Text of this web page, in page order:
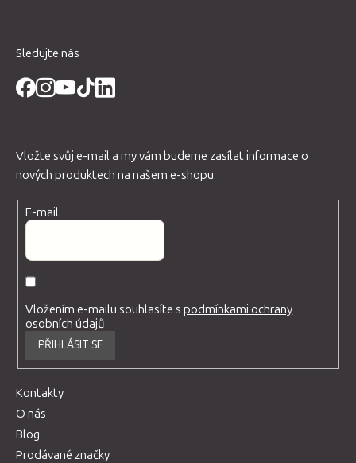
Sledujte nás
Vložte svůj e-mail a my vám budeme zasílat informace o
nových produktech na našem e-shopu.
E-mail
Vložením e-mailu souhlasíte spodmínkami ochrany
osobních údajů
PŘIHLÁSIT SE
Kontakty
O nás
Blog
Prodávané značky